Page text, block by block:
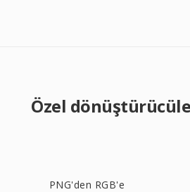
Özel
PNG'den RGB'e